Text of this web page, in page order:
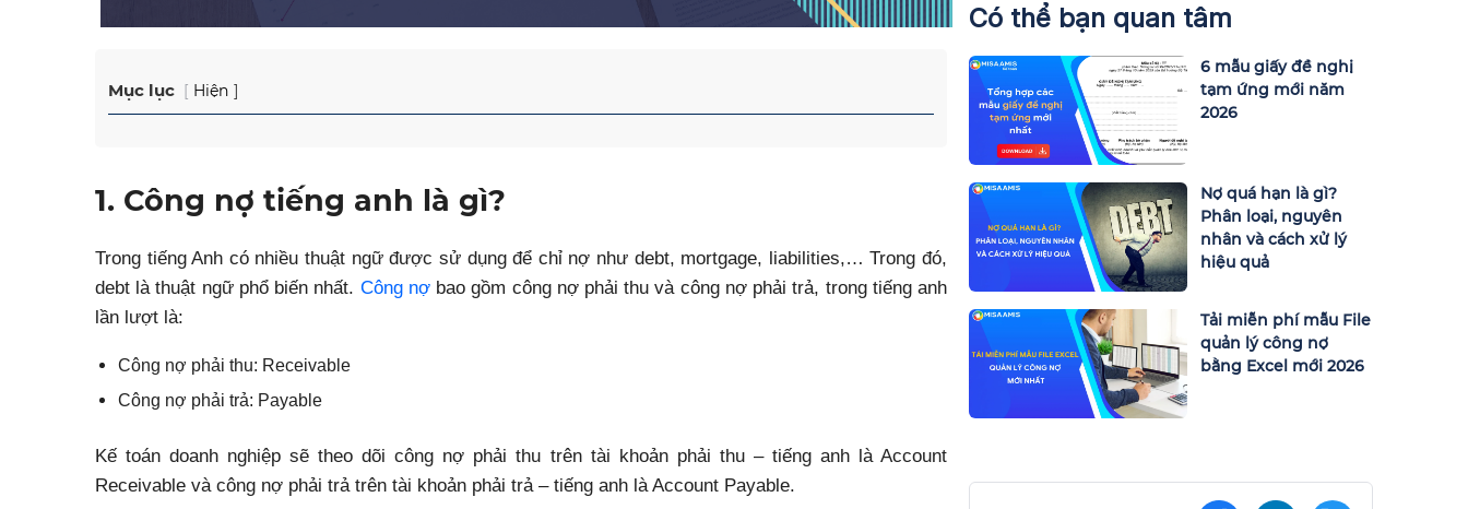
Mục lục Hiện
1. Công nợ tiếng anh là gì?
Trong tiếng Anh có nhiều thuật ngữ được sử dụng để chỉ nợ như debt, mortgage, liabilities,… Trong đó,
debt là thuật ngữ phổ biến nhất. Công nợbao gồm công nợ phải thu và công nợ phải trả, trong tiếng anh
lần lượt là:
Công nợ phải thu: Receivable
Công nợ phải trả: Payable
Kế toán doanh nghiệp sẽ theo dõi công nợ phải thu trên tài khoản phải thu – tiếng anh là Account
Receivable và công nợ phải trả trên tài khoản phải trả – tiếng anh là Account Payable.
Có thể bạn quan tâm
6 mẫu giấy đề nghị
tạm ứng mới năm
2026
Nợ quá hạn là gì?
Phân loại, nguyên
nhân và cách xử lý
hiệu quả
Tải miễn phí mẫu File
quản lý công nợ
bằng Excel mới 2026